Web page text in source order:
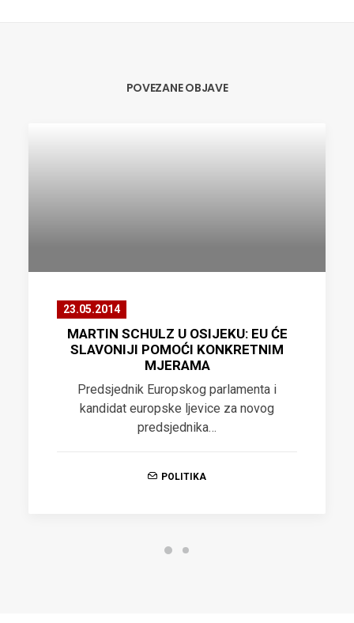
POVEZANE OBJAVE
23.05.2014
MARTIN SCHULZ U OSIJEKU: EU ĆE
SLAVONIJI POMOĆI KONKRETNIM
MJERAMA
Predsjednik Europskog parlamenta i
kandidat europske ljevice za novog
predsjednika…
POLITIKA